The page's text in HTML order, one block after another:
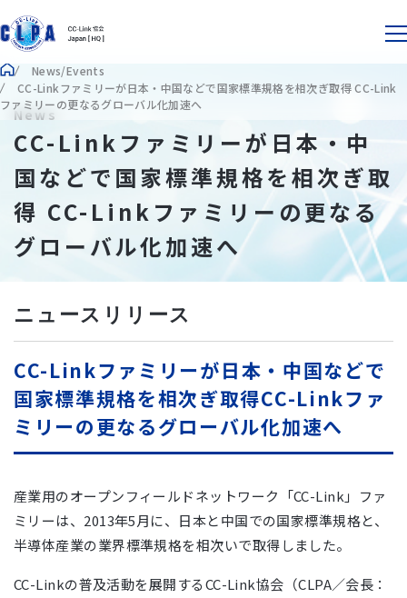
News/Events
CC-Linkファミリーが日本・中国などで国家標準規格を相次ぎ取得 CC-Link
ファミリーの更なるグローバル化加速へ
News
CC-Linkファミリーが日本・中
国などで国家標準規格を相次ぎ取
得 CC-Linkファミリーの更なる
グローバル化加速へ
ニュースリリース
CC-Linkファミリーが日本・中国などで
国家標準規格を相次ぎ取得CC-Linkファ
ミリーの更なるグローバル化加速へ
産業用のオープンフィールドネットワーク「CC-Link」ファ
ミリーは、2013年5月に、日本と中国での国家標準規格と、
半導体産業の業界標準規格を相次いで取得しました。
CC-Linkの普及活動を展開するCC-Link協会（CLPA／会長：